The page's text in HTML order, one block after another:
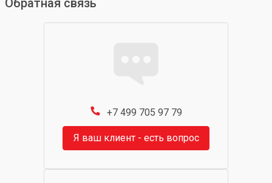
+7 499 705 97 79
Я ваш клиент - есть вопрос